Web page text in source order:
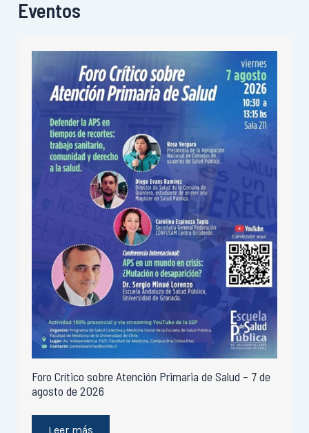
Eventos
Foro Crítico sobre Atención Primaria de Salud – 7 de
agosto de 2026
Leer más